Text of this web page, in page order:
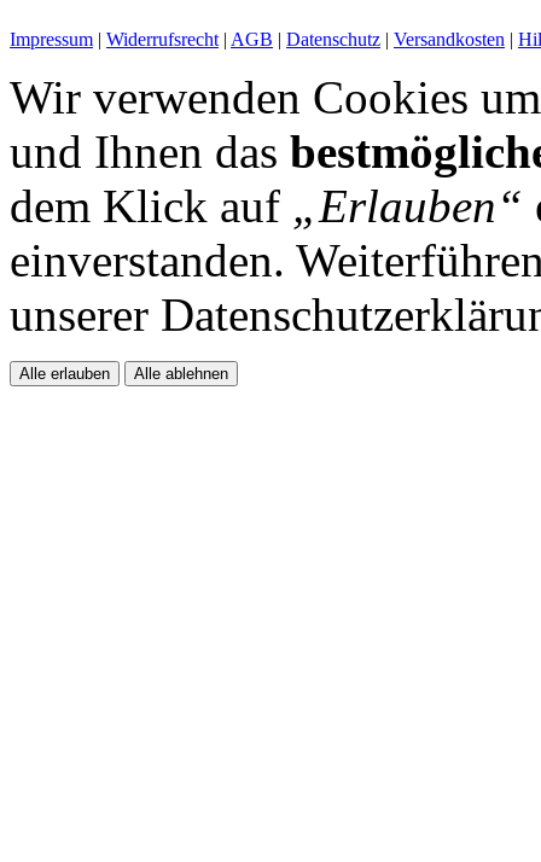
Impressum | Widerrufsrecht | AGB | Datenschutz | Versandkosten |
Wir verwenden Cookies
und Ihnen das
dem Klick auf „Erlauben“
einverstanden.
unserer
Alle erlauben Alle ablehnen